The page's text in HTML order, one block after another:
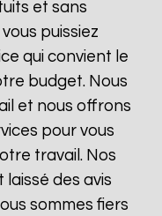
et sans
puissiez
qui convient le
budget. Nous
et nous offrons
pour vous
travail. Nos
des avis
sommes fiers